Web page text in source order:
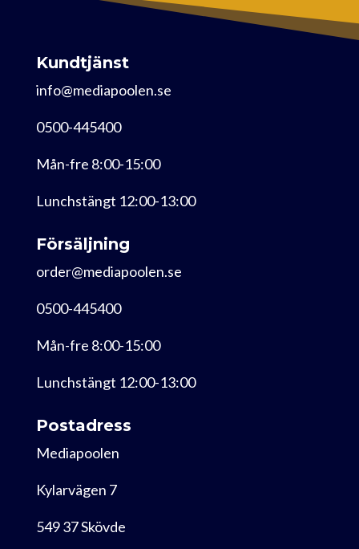
Kundtjänst
info@mediapoolen.se
0500-445400
Mån-fre 8:00-15:00
Lunchstängt 12:00-13:00
Försäljning
order@mediapoolen.se
0500-445400
Mån-fre 8:00-15:00
Lunchstängt 12:00-13:00
Postadress
Mediapoolen
Kylarvägen 7
549 37 Skövde